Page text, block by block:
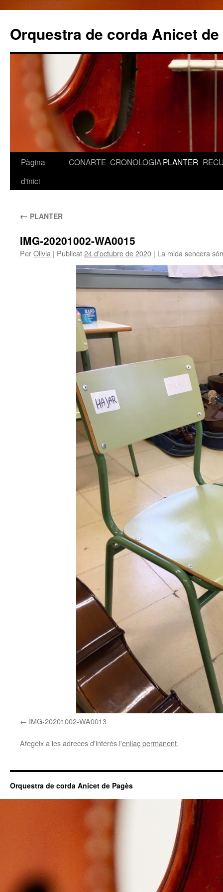
Orquestra de corda Anicet de
Vés
Pàgina
d'inici
CONARTE CRONOLOGIAPLANTER
← PLANTER
IMG-20201002-WA0015
PerOlivia | Publicat24 d'octubre de 2020 | La mida sencera
IMG-20201002-WA0013
Afegeix a les adreces d'interès l'enllaç permanent.
Orquestra de corda Anicet de Pagès